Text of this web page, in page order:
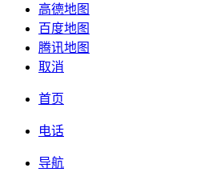
高德地图
百度地图
腾讯地图
取消
首页
电话
导航